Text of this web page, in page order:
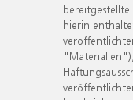
hierin